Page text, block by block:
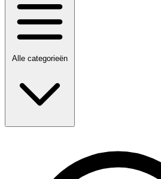
Alle categorieën